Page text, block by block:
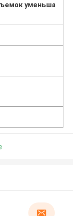
уменьша